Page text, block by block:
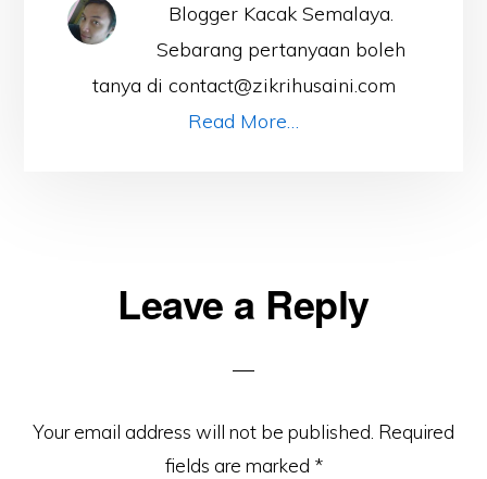
Blogger Kacak Semalaya.
Sebarang pertanyaan boleh
tanya di contact@zikrihusaini.com
Read More…
ReaderLeave a Reply
Your email address will not be published. Required
fields are marked *